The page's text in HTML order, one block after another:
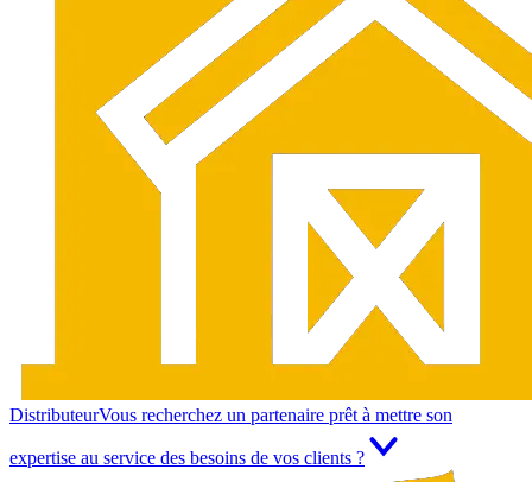
DistributeurVous recherchez un partenaire prêt à mettre son
expertise au service des besoins de vos clients ?